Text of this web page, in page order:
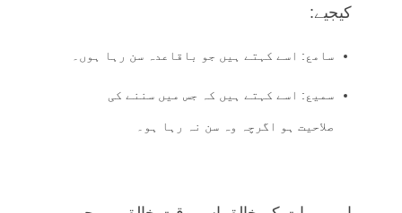
کیجیے:
سامع: اسے کہتے ہیں جو باقاعدہ سن رہا ہوں۔
سمیع: اسے کہتے ہیں کہ جس میں سننے کی
صلاحیت ہو اگرچہ وہ سن نہ رہا ہو۔